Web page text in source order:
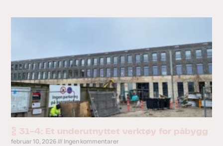
§ 31-4: Et underutnyttet verktøy for påbygg
februar 10, 2026 Ingen kommentarer